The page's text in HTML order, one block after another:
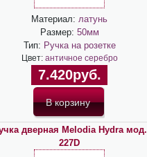
Материал: латунь
Размер: 50мм
Тип: Ручка на розетке
Цвет: античное серебро
7.420руб.
дверная Melodia Hydra мод.
227D